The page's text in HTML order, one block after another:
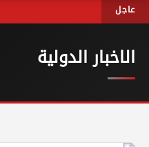
عاجل
الاخبار الدولية